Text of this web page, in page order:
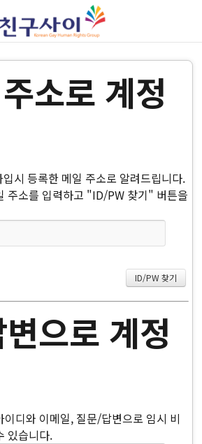
소로 계정
시 등록한 메일 주소로 알려드립니다.
주소를 입력하고 "ID/PW 찾기" 버튼을
으로 계정
이디와 이메일, 질문/답변으로 임시 비
있습니다.